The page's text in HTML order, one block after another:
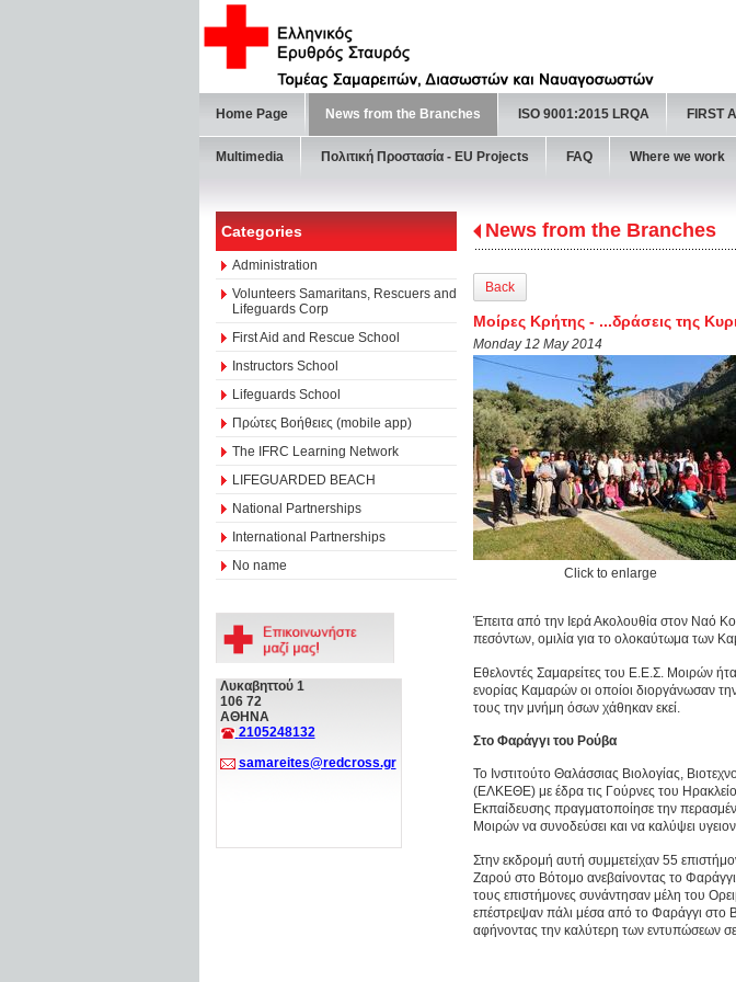
Home Page News from the Branches ISO 9001:2015 LRQA FIRST
Multimedia Πολιτική Προστασία - ΕU Projects FAQ Where we work
Categories
Administration
Volunteers Samaritans, Rescuers and
Lifeguards Corp
First Aid and Rescue School
Instructors School
Lifeguards School
Πρώτες Βοήθειες (mobile app)
The IFRC Learning Network
LIFEGUARDED BEACH
National Partnerships
International Partnerships
No name
Λυκαβηττού 1
106 72
ΑΘΗΝΑ
2105248132
samareites@redcross.gr
News from the Branches
Back
Μοίρες Κρήτης - ...δράσεις της
Monday 12 May 2014
Click to enlarge
Έπειτα από την Ιερά Ακολουθία στον Ναό
πεσόντων, ομιλία για το ολοκαύτωμα των
Εθελοντές Σαμαρείτες του Ε.Ε.Σ. Μοιρών
ενορίας Καμαρών οι οποίοι διοργάνωσαν
τους την μνήμη όσων χάθηκαν εκεί.
Στο Φαράγγι του Ρούβα
Το Ινστιτούτο Θαλάσσιας Βιολογίας,
(ΕΛΚΕΘΕ) με έδρα τις Γούρνες του
Εκπαίδευσης πραγματοποίησε την
Μοιρών να συνοδεύσει και να καλύψει
Στην εκδρομή αυτή συμμετείχαν 55
Ζαρού στο Βότομο ανεβαίνοντας το
τους επιστήμονες συνάντησαν μέλη του
επέστρεψαν πάλι μέσα από το Φαράγγι στο
αφήνοντας την καλύτερη των εντυπώσεων